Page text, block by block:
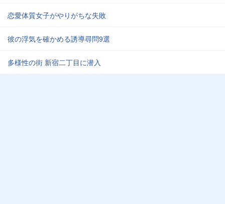
恋愛体質女子がやりがちな失敗
彼の浮気を確かめる誘導尋問9選
多様性の街 新宿二丁目に潜入